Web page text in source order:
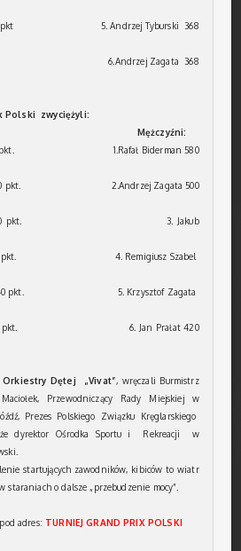
357 pkt 5. Andrzej Tyburski 368
pkt 6.Andrzej Zagata 368
Polski zwyciężyli:
Mężczyźni:
770 pkt. 1.Rafał Biderman 580
750 pkt. 2.Andrzej Zagata 500
740 pkt. 3. Jakub
700 pkt. 4. Remigiusz Szabel
640 pkt. 5. Krzysztof Zagata
640 pkt. 6. Jan Prałat 420
Orkiestry Dętej „Vivat”, wręczali Burmistrz
Przewodniczący Rady Miejskiej w
Prezes Polskiego Związku Kręglarskiego
dyrektor Ośrodka Sportu i Rekreacji w
startujących zawodników, kibiców to wiatr
o dalsze „przebudzenie mocy”.
adres: TURNIEJ GRAND PRIX POLSKI